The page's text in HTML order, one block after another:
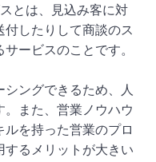
とは、見込み客に対
付したりして商談のス
ービスのことです。
ングできるため、人
また、営業ノウハウ
を持った営業のプロ
するメリットが大きい